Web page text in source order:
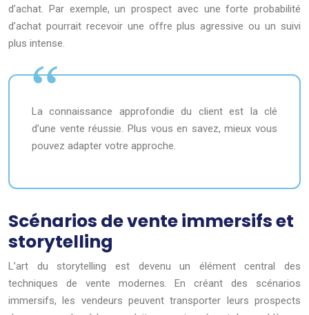
d’achat. Par exemple, un prospect avec une forte probabilité
d’achat pourrait recevoir une offre plus agressive ou un suivi
plus intense.
La connaissance approfondie du client est la clé
d’une vente réussie. Plus vous en savez, mieux vous
pouvez adapter votre approche.
Scénarios de vente immersifs et
storytelling
L’art du storytelling est devenu un élément central des
techniques de vente modernes. En créant des scénarios
immersifs, les vendeurs peuvent transporter leurs prospects